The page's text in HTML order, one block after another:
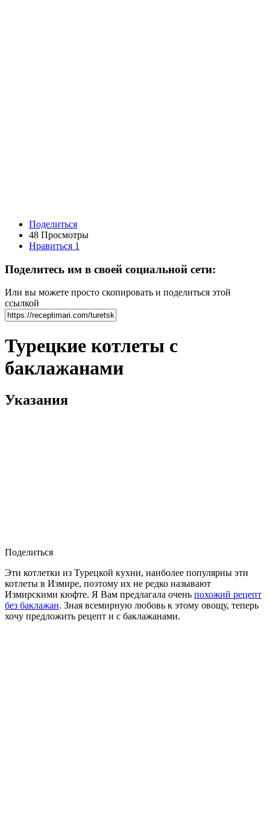
Поделиться
48 Просмотры
Нравиться 1
Поделитесь им в своей социальной сети:
Или вы можете просто скопировать и поделиться этой
ссылкой
Турецкие котлеты с
баклажанами
Указания
Поделиться
Эти котлетки из Турецкой кухни, наиболее популярны эти
котлеты в Измире, поэтому их не редко называют
Измирскими кюфте. Я Вам предлагала очень похожий рецепт
без баклажан. Зная всемирную любовь к этому овощу, теперь
хочу предложить рецепт и с баклажанами.